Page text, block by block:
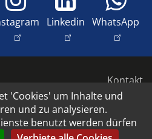
Linkedin WhatsApp
Kontakt
Impressum
Barrierefreiheit
Datenschutz
'Cookies' um Inhalte und
und zu analysieren.
benutzt werden dürfen